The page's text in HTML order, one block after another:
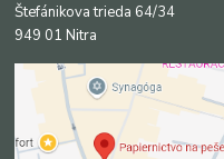
Štefánikova trieda 64/34
949 01 Nitra